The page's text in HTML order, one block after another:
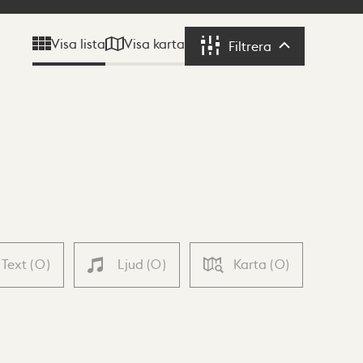
Visa lista Visa karta Filtrera Filtrera
Text (0) Ljud (0) Karta (0)